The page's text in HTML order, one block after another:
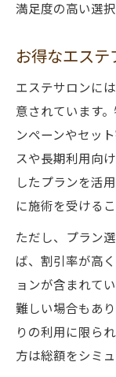
満足度の高い選
お得なエス
エステサロンに
意されています
ンペーンやセッ
スや長期利用向
したプランを活
に施術を受ける
ただし、プラン
ば、割引率が高
ョンが含まれて
難しい場合もあ
りの利用に限ら
方は総額をシミ